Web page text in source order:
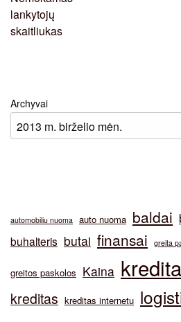
Archyvai
automobiliu nuoma auto nuoma baldai
buhalteris butai finansai greita
greitos paskolos Kaina
kreditas kreditas internetu